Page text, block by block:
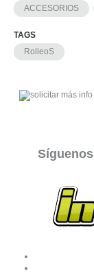
ACCESORIOS
TAGS
RolleoS